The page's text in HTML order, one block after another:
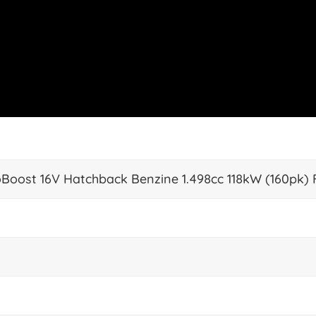
16V Hatchback Benzine 1.498cc 118kW (160pk)